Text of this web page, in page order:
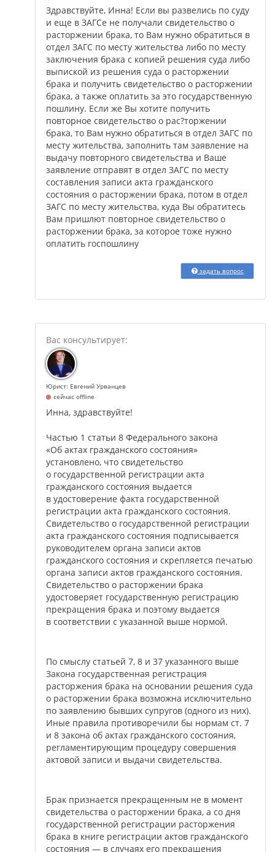
Здравствуйте, Инна! Если вы развелись по суду
и еще в ЗАГСе не получали свидетельство о
расторжении брака, то Вам нужно обратиться в
отдел ЗАГС по месту жительства либо по месту
заключения брака с копией решения суда либо
выпиской из решения суда о расторжении
брака и получить свидетельство о расторжении
брака, а также оплатить за это государственную
пошлину. Если же Вы хотите получить
повторное свидетельство о рас?торжении
брака, то Вам нужно обратиться в отдел ЗАГС по
месту жительства, заполнить там заявление на
выдачу повторного свидетельства и Ваше
заявление отправят в отдел ЗАГС по месту
составления записи акта гражданского
состояния о расторжении брака, потом в отдел
ЗАГС по месту жительства, куда Вы обратитесь
Вам пришлют повторное свидетельство о
расторжении брака, за которое тоже нужно
оплатить госпошлину
задать вопрос
Юрист: Евгений Урванцев
сейчас offline
Инна, здравствуйте!
Частью 1 статьи 8 Федерального закона
«Об актах гражданского состояния»
установлено, что свидетельство
о государственной регистрации акта
гражданского состояния выдается
в удостоверение факта государственной
регистрации акта гражданского состояния.
Свидетельство о государственной регистрации
акта гражданского состояния подписывается
руководителем органа записи актов
гражданского состояния и скрепляется печатью
органа записи актов гражданского состояния.
Свидетельство о расторжении брака
удостоверяет государственную регистрацию
прекращения брака и поэтому выдается
в соответствии с указанной выше нормой.
По смыслу статьей 7, 8 и 37 указанного выше
Закона государственная регистрация
расторжения брака на основании решения суда
о расторжении брака возможна исключительно
по заявлению бывших супругов (одного из них).
Иные правила противоречили бы нормам ст. 7
и 8 закона об актах гражданского состояния,
регламентирующим процедуру совершения
актовой записи и выдачи свидетельства.
Брак признается прекращенным не в момент
свидетельства о расторжении брака, а со дня
государственной регистрации расторжения
брака в книге регистрации актов гражданского
состояния — в случаях его прекращения